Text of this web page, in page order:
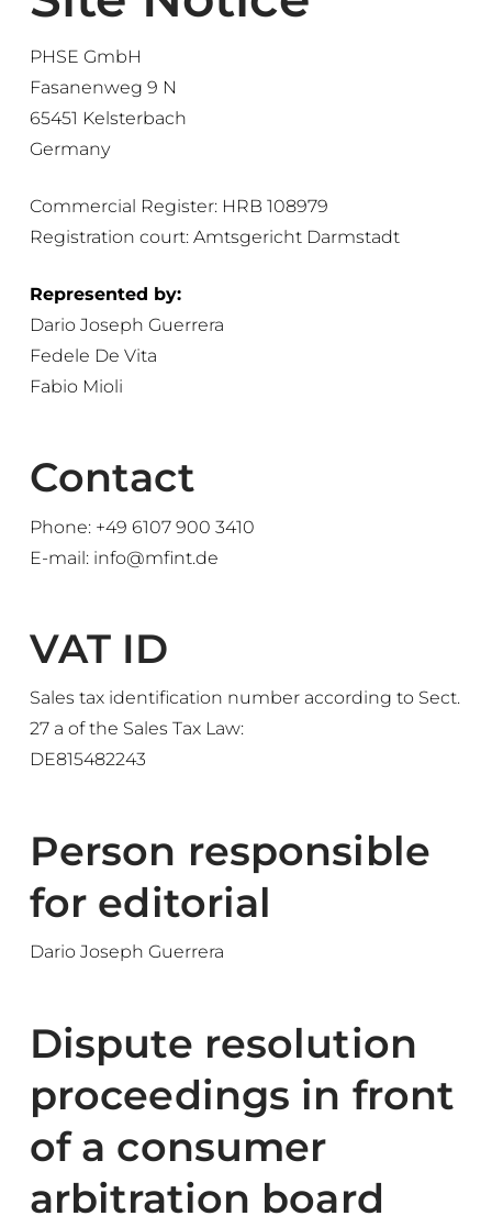
PHSE GmbH
Fasanenweg 9 N
65451 Kelsterbach
Germany
Commercial Register: HRB 108979
Registration court: Amtsgericht Darmstadt
Represented by:
Dario Joseph Guerrera
Fedele De Vita
Fabio Mioli
Contact
Phone: +49 6107 900 3410
E-mail: info@mfint.de
VAT ID
Sales tax identification number according to Sect.
27 a of the Sales Tax Law:
DE815482243
Person responsible
for editorial
Dario Joseph Guerrera
Dispute resolution
proceedings in front
of a consumer
arbitration board